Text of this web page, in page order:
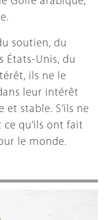
soutien, du
États-Unis, du
ils ne le
leur intérêt
et stable. S’ils ne
ce qu’ils ont fait
le monde.